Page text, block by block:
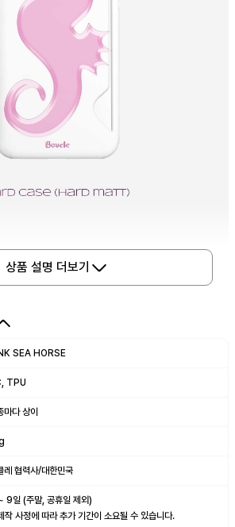
상품 설명 더보기
SEA HORSE
TPU
마다 상이
레 협력사/대한민국
9일 (주말, 공휴일 제외)
작 사정에 따라 추가 기간이 소요될 수 있습니다.